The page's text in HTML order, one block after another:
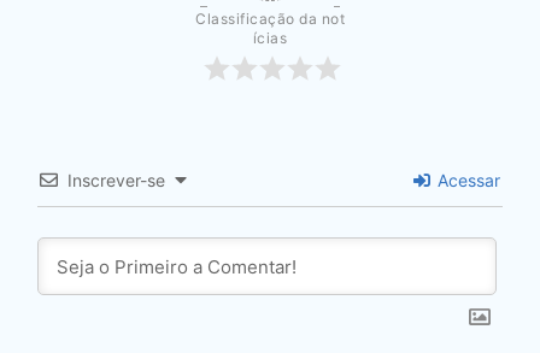
Classificação da not
ícias
Inscrever-se Acessar